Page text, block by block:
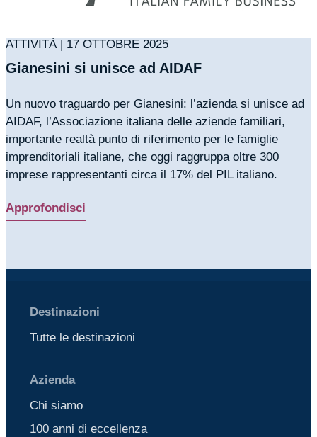
ATTIVITÀ | 17 OTTOBRE 2025
Gianesini si unisce ad AIDAF
Un nuovo traguardo per Gianesini: l’azienda si unisce ad
AIDAF, l’Associazione italiana delle aziende familiari,
importante realtà punto di riferimento per le famiglie
imprenditoriali italiane, che oggi raggruppa oltre 300
imprese rappresentanti circa il 17% del PIL italiano.
Approfondisci
Destinazioni
Tutte le destinazioni
Azienda
Chi siamo
100 anni di eccellenza